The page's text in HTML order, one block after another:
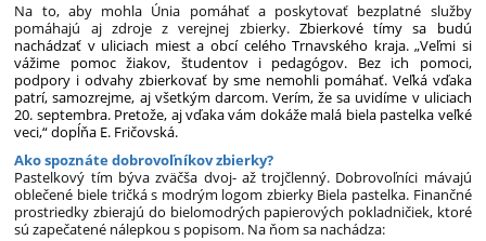
Na to, aby mohla Únia pomáhať a poskytovať bezplatné služby
pomáhajú aj zdroje z verejnej zbierky. Zbierkové tímy sa budú
nachádzať v uliciach miest a obcí celého Trnavského kraja. „Veľmi si
vážime pomoc žiakov, študentov i pedagógov. Bez ich pomoci,
podpory i odvahy zbierkovať by sme nemohli pomáhať. Veľká vďaka
patrí, samozrejme, aj všetkým darcom. Verím, že sa uvidíme v uliciach
20. septembra. Pretože, aj vďaka vám dokáže malá biela pastelka veľké
veci,“ dopĺňa E. Fričovská.
Ako spoznáte dobrovoľníkov zbierky?
Pastelkový tím býva zväčša dvoj- až trojčlenný. Dobrovoľníci mávajú
oblečené biele tričká s modrým logom zbierky Biela pastelka. Finančné
prostriedky zbierajú do bielomodrých papierových pokladničiek, ktoré
sú zapečatené nálepkou s popisom. Na ňom sa nachádza: